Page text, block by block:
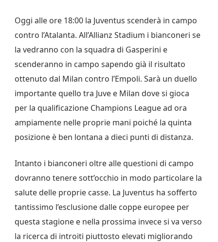
Oggi alle ore 18:00 la Juventus scenderà in campo
contro l’Atalanta. All’Allianz Stadium i bianconeri se
la vedranno con la squadra di Gasperini e
scenderanno in campo sapendo già il risultato
ottenuto dal Milan contro l’Empoli. Sarà un duello
importante quello tra Juve e Milan dove si gioca
per la qualificazione Champions League ad ora
ampiamente nelle proprie mani poiché la quinta
posizione è ben lontana a dieci punti di distanza.
Intanto i bianconeri oltre alle questioni di campo
dovranno tenere sott’occhio in modo particolare la
salute delle proprie casse. La Juventus ha sofferto
tantissimo l’esclusione dalle coppe europee per
questa stagione e nella prossima invece si va verso
la ricerca di introiti piuttosto elevati migliorando